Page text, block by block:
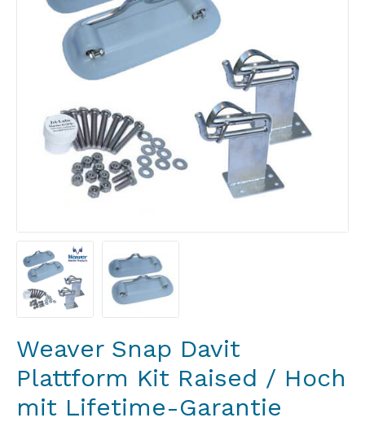
Weaver Snap Davit
Plattform Kit Raised / Hoch
mit Lifetime-Garantie